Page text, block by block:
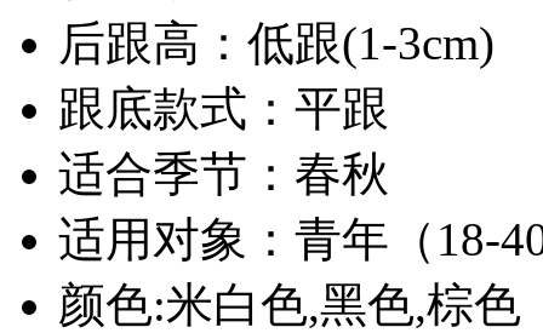
后跟高：低跟(1-3cm)
跟底款式：平跟
适合季节：春秋
适用对象：青年（18-
颜色:米白色,黑色,棕色